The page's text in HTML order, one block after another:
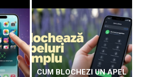
CUM BLOCHEZI UN APEL